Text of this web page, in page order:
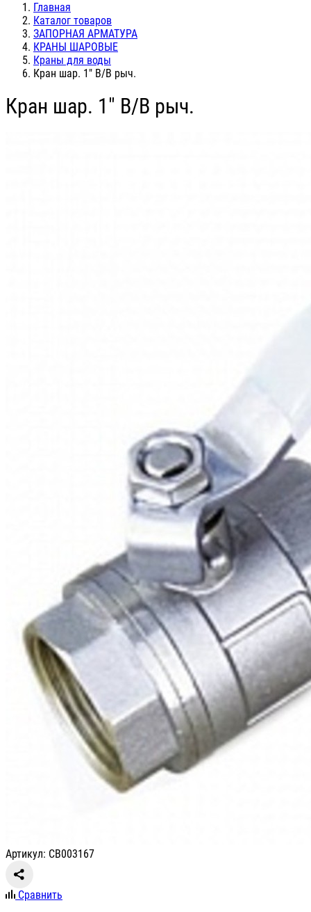
Главная
Каталог товаров
ЗАПОРНАЯ АРМАТУРА
КРАНЫ ШАРОВЫЕ
Краны для воды
Кран шар. 1" В/В рыч.
Кран шар. 1" В/В рыч.
Артикул: СВ003167
Сравнить